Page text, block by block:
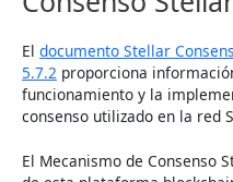
El documento Stellar
5.7.2 proporciona
funcionamiento y la
consenso utilizado en la red
El Mecanismo de Consenso